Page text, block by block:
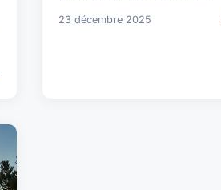
23 décembre 2025